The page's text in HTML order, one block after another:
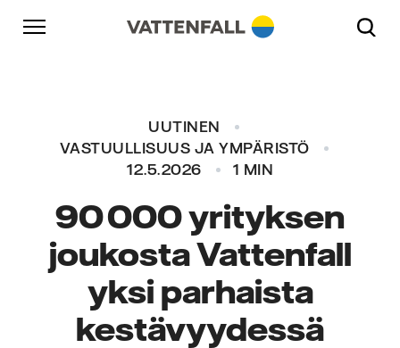
Skip to content
Päänavigaatioon
Siirry alatunnisteeseen
UUTINEN
VASTUULLISUUS JA YMPÄRISTÖ
12.5.2026
1 MIN
90 000 yrityksen
joukosta Vattenfall
yksi parhaista
kestävyydessä
Päänavigaatioon